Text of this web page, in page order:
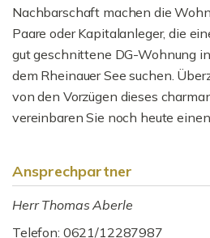
Nachbarschaft machen die
Paare oder Kapitalanleger, die
gut geschnittene DG-Wohnung
dem Rheinauer See suchen.
von den Vorzügen dieses
vereinbaren Sie noch heute
Ansprechpartner
Herr Thomas Aberle
Telefon: 0621/12287987